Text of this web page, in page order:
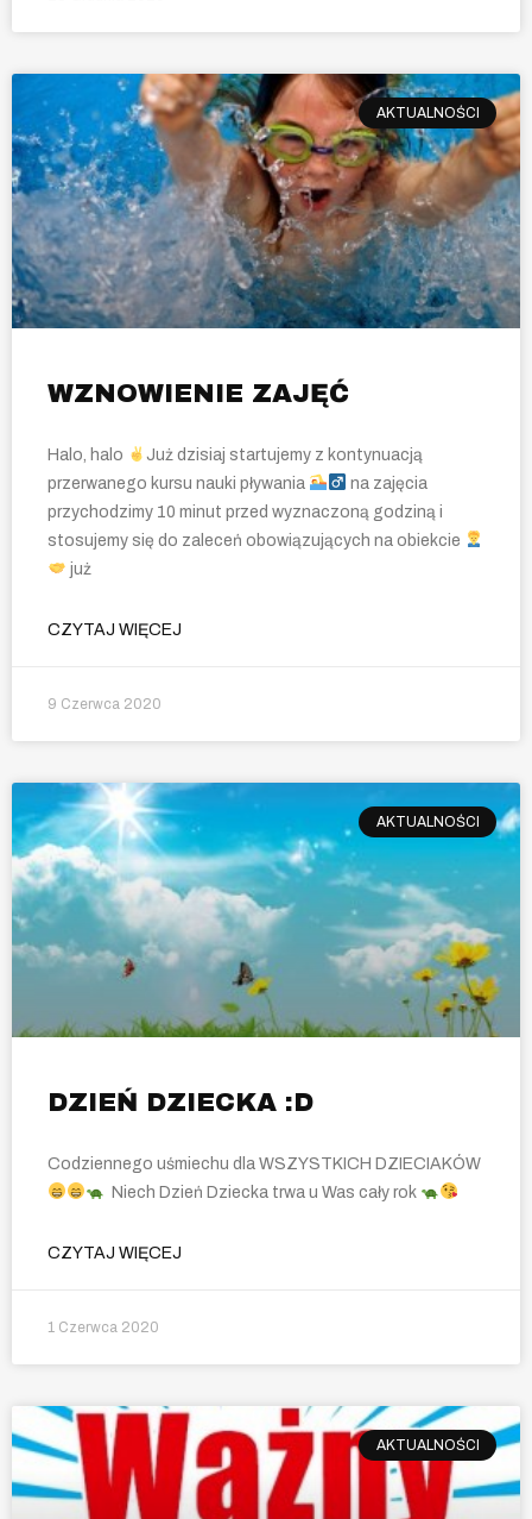
AKTUALNOŚCI
WZNOWIENIE ZAJĘĆ
Halo, halo
Już dzisiaj startujemy z kontynuacją
przerwanego kursu nauki pływania
na zajęcia
przychodzimy 10 minut przed wyznaczoną godziną i
stosujemy się do zaleceń obowiązujących na obiekcie
już
CZYTAJ WIĘCEJ
9 Czerwca 2020
AKTUALNOŚCI
DZIEŃ DZIECKA :D
Codziennego uśmiechu dla WSZYSTKICH DZIECIAKÓW
Niech Dzień Dziecka trwa u Was cały rok
CZYTAJ WIĘCEJ
1 Czerwca 2020
AKTUALNOŚCI